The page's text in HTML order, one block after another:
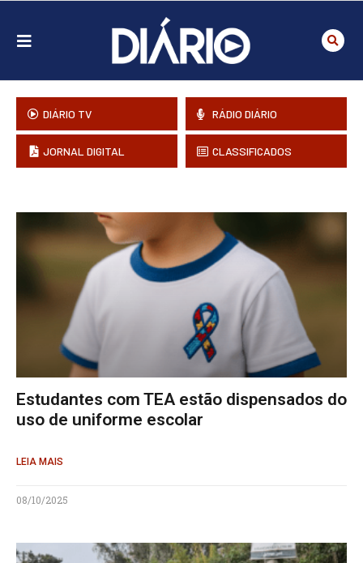
DIÁRIO TV RÁDIO DIÁRIO
JORNAL DIGITAL CLASSIFICADOS
Estudantes com TEA estão dispensados do
uso de uniforme escolar
LEIA MAIS
08/10/2025